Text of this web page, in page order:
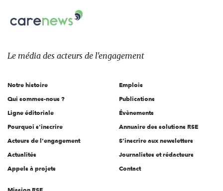
sur:
Le
des
l'engagement
Le média des acteurs de l'engagement
Notre histoire
Qui sommes-nous ?
Ligne éditoriale
Pourquoi s'inscrire
Acteurs de l'engagement
Actualités
Appels à projets
Emplois
Publications
Évènements
Annuaire des solutions RSE
S'inscrire aux newsletters
Journalistes et rédacteurs
Contact